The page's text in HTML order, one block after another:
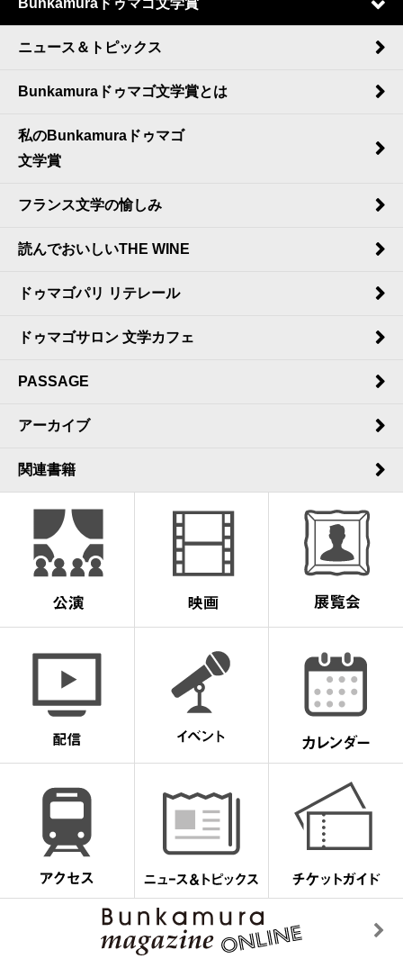
ニュース＆トピックス
Bunkamuraドゥマゴ文学賞とは
私のBunkamuraドゥマゴ
文学賞
フランス文学の愉しみ
読んでおいしいTHE WINE
ドゥマゴパリ リテレール
ドゥマゴサロン 文学カフェ
PASSAGE
アーカイブ
関連書籍